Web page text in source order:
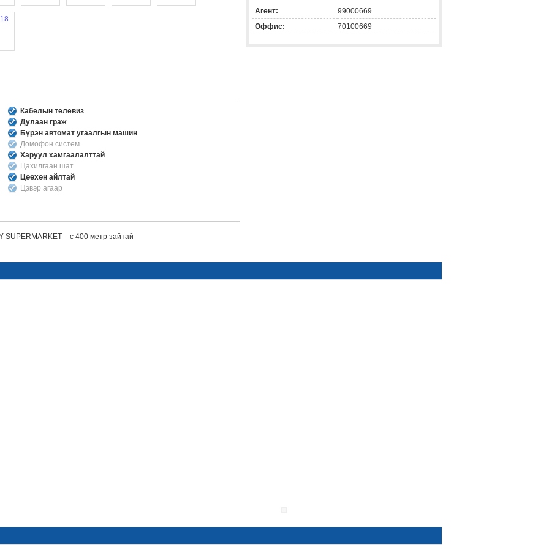
Кабелын телевиз
Дулаан граж
Бүрэн автомат угаалгын машин
Домофон систем
Харуул хамгаалалттай
Цахилгаан шат
Цөөхөн айлтай
Цэвэр агаар
SUPERMARKET – с 400 метр зайтай
Агент:
99000669
Оффис:
70100669